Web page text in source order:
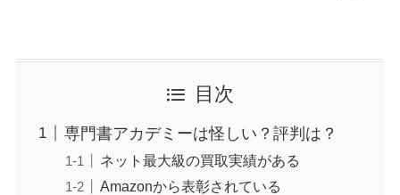
目次
専門書アカデミーは怪しい？評判は？
ネット最大級の買取実績がある
Amazonから表彰されている